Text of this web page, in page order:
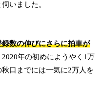
いました。
数の伸びにさらに拍車が
年の初めにようやく1万
口までには一気に2万人を